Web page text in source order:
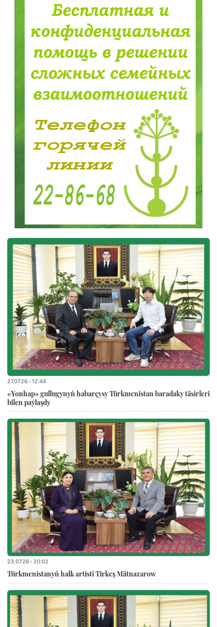
27.07.26 - 12:44
«Yonhap» gullugynyň habarçysy Türkmenistan baradaky täsirleri
bilen paýlaşdy
23.07.26 - 20:02
Türkmenistanyň halk artisti Tirkeş Mätnazarow